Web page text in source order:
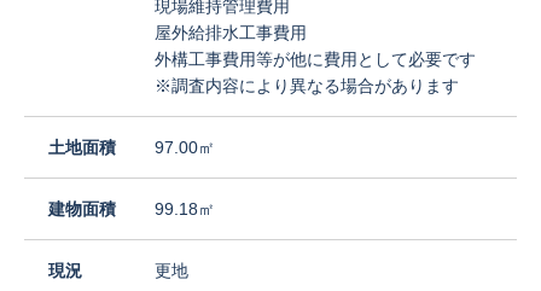
現場維持管理費用
屋外給排水工事費用
外構工事費用等が他に費用として必要です
※調査内容により異なる場合があります
土地面積 97.00㎡
建物面積 99.18㎡
現況 更地